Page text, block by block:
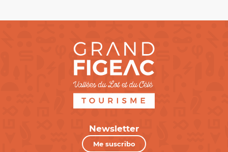
Newsletter
Me suscribo